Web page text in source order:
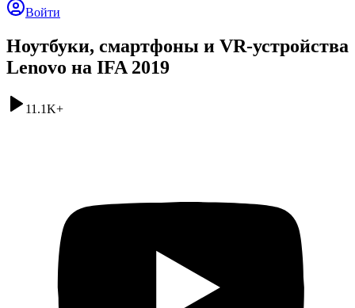
Войти
Ноутбуки, смартфоны и VR-устройства
Lenovo на IFA 2019
11.1K+